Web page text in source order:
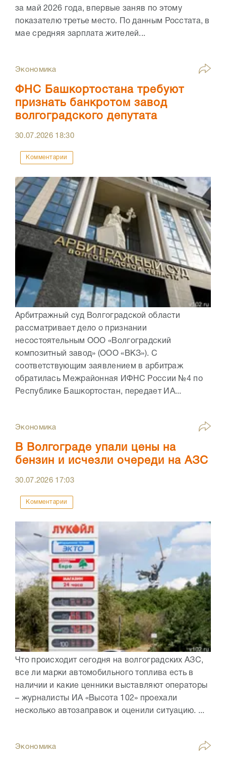
за май 2026 года, впервые заняв по этому
показателю третье место. По данным Росстата, в
мае средняя зарплата жителей...
Экономика
ФНС Башкортостана требуют
признать банкротом завод
волгоградского депутата
30.07.2026 18:30
Комментарии
Арбитражный суд Волгоградской области
рассматривает дело о признании
несостоятельным ООО «Волгоградский
композитный завод» (ООО «ВКЗ»). С
соответствующим заявлением в арбитраж
обратилась Межрайонная ИФНС России №4 по
Республике Башкортостан, передает ИА...
Экономика
В Волгограде упали цены на
бензин и исчезли очереди на АЗС
30.07.2026 17:03
Комментарии
Что происходит сегодня на волгоградских АЗС,
все ли марки автомобильного топлива есть в
наличии и какие ценники выставляют операторы
– журналисты ИА «Высота 102» проехали
несколько автозаправок и оценили ситуацию. ...
Экономика